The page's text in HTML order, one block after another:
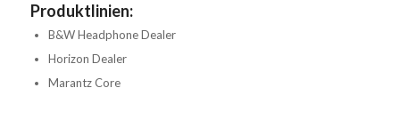
Produktlinien:
B&W Headphone Dealer
Horizon Dealer
Marantz Core